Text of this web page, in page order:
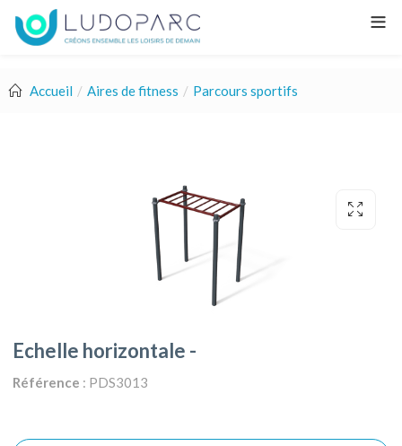
Accueil Aires de fitness Parcours sportifs
Echelle horizontale -
Référence : PDS3013